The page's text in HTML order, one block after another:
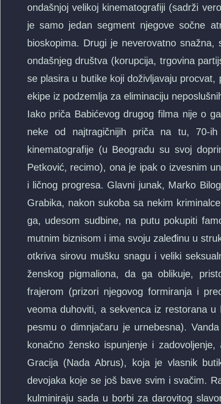
ondašnjoj velikoj kinematografiji (sadrži
je samo jedan segment njegove sočne
bioskopima. Drugi je neverovatno
ondašnjeg društva (korupcija, trgovina
se plasira u butike koji doživljavaju
ekipe iz podzemlja za eliminaciju
Iako priča Babićevog drugog filma nije o
neke od najtragičnijih priča na tu, 70-ih
kinematografije (u Beogradu su svoj
Petković, recimo), ona je ipak o izvesnim
i ličnog progresa. Glavni junak, Marko
Grabika, nakon sukoba sa nekim
ga, udesom sudbine, na putu pokupiti
mutnim biznisom i ima svoju zaleđinu u
otkriva sirovu mušku snagu i veliki
ženskog pigmaliona, da ga oblikuje,
frajerom (prizori njegovog formiranja i
veoma duhoviti, a sekvenca iz restorana
pesmu o dimnjačaru je urnebesna).
konačno žensko ispunjenje i
Gracija (Nada Abrus), koja je vlasnik
devojaka koje se još bave svim i svačim.
kulminiraju sada u borbi za darovitog